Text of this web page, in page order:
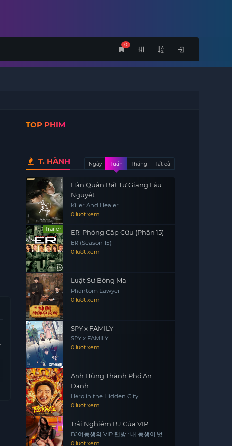
0
TOP PHIM
T. HÀNH Ngày Tuần Tháng Tất cả
Hận Quân Bất Tự Giang Lâu
Nguyệt
Killer And Healer
0 lượt xem
Trailer ER: Phòng Cấp Cứu (Phần 15)
ER (Season 15)
0 lượt xem
Luật Sư Bóng Ma
Phantom Lawyer
0 lượt xem
SPY x FAMILY
SPY x FAMILY
0 lượt xem
Anh Hùng Thành Phố Ẩn
Danh
Hero in the Hidden City
0 lượt xem
Trải Nghiệm BJ Của VIP
BJ여동생의 VIP 팬방 : 내 동생이 벗
방에 초대 됐다
0 lượt xem